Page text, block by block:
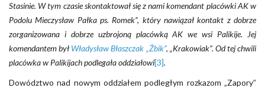
Stasinie. W tym czasie skontaktował się z nami komendant placówki AK w
Podolu Mieczysław Pałka ps. Romek”, który nawiązał kontakt z dobrze
zorganizowana i dobrze uzbrojoną placówką AK we wsi Palikije. Jej
komendantem byłWładysław Błaszczak „Żbik”, „Krakowiak”. Od tej chwili
placówka w Palikijach podlegała oddziałowi[3].
Dowództwo nad nowym oddziałem podległym rozkazom „Zapory”